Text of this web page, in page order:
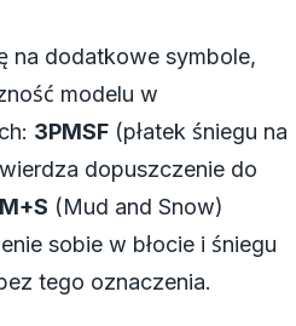
na dodatkowe symbole,
modelu w
3PMSF (płatek śniegu na
dopuszczenie do
M+S (Mud and Snow)
sobie w błocie i śniegu
tego oznaczenia.